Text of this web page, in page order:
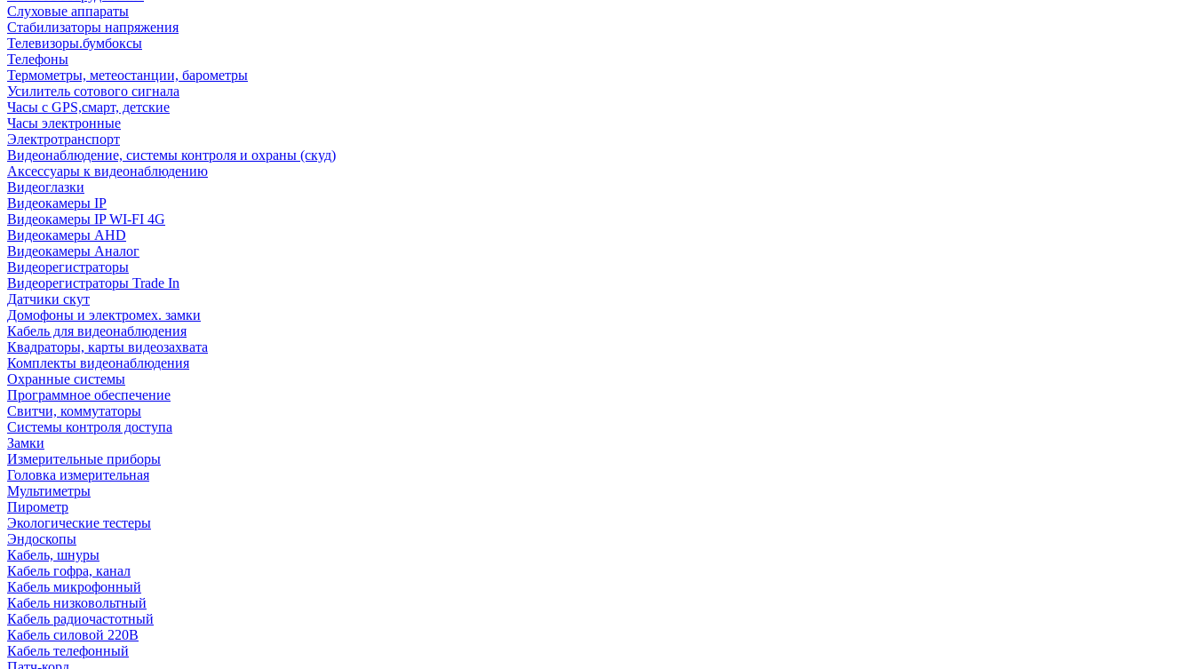
Слуховые аппараты
Стабилизаторы напряжения
Телевизоры.бумбоксы
Телефоны
Термометры, метеостанции, барометры
Усилитель сотового сигнала
Часы с GPS,смарт, детские
Часы электронные
Электротранспорт
Видеонаблюдение, системы контроля и охраны (скуд)
Аксессуары к видеонаблюдению
Видеоглазки
Видеокамеры IP
Видеокамеры IP WI-FI 4G
Видеокамеры AHD
Видеокамеры Аналог
Видеорегистраторы
Видеорегистраторы Trade In
Датчики скут
Домофоны и электромех. замки
Кабель для видеонаблюдения
Квадраторы, карты видеозахвата
Комплекты видеонаблюдения
Охранные системы
Программное обеспечение
Свитчи, коммутаторы
Системы контроля доступа
Замки
Измерительные приборы
Головка измерительная
Мультиметры
Пирометр
Экологические тестеры
Эндоскопы
Кабель, шнуры
Кабель гофра, канал
Кабель микрофонный
Кабель низковольтный
Кабель радиочастотный
Кабель силовой 220В
Кабель телефонный